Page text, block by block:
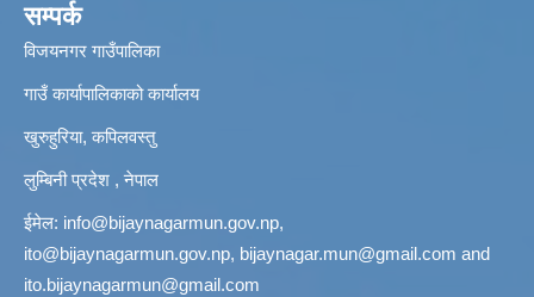
सम्पर्क
विजयनगर गाउँपालिका
गाउँ कार्यापालिकाको कार्यालय
खुरुहुरिया, कपिलवस्तु
लुम्बिनी प्रदेश , नेपाल
ईमेल: info@bijaynagarmun.gov.np,
ito@bijaynagarmun.gov.np, bijaynagar.mun@gmail.com and
ito.bijaynagarmun@gmail.com